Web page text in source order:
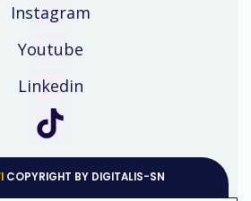
Instagram
Youtube
Linkedin
COPYRIGHT BY DIGITALIS-SN